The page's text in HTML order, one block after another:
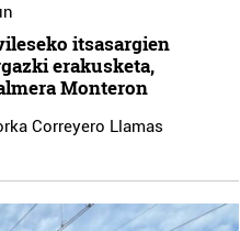
itsasargien
erakusketa,
Monteron
Correyero Llamas